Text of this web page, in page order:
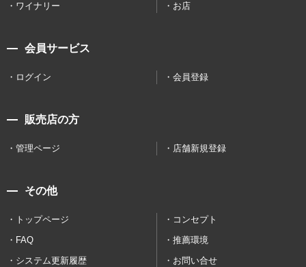
ワイナリー お店
会員サービス
ログイン 会員登録
販売店の方
管理ページ 店舗新規登録
その他
トップページ
コンセプト
FAQ
推薦環境
システム更新履歴
お問い合せ